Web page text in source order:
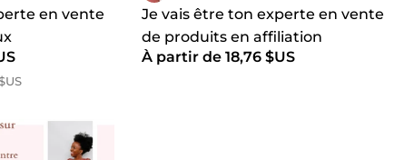
en vente
Je vais être ton experte en vente
de produits en affiliation
À partir de 18,76 $US